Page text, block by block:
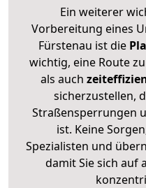
Ein weiterer
Vorbereitung eines
Fürstenau ist die
wichtig, eine Route
als auch
sicherzustellen,
Straßensperrungen
ist. Keine
Spezialisten und
damit Sie sich auf